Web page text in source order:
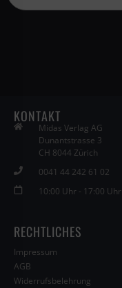
KONTAKT
Midas Verlag AG
Dunantstrasse 3
CH 8044 Zürich
0041 44 242 61 02
10:00 Uhr - 17:00 Uhr
RECHTLICHES
Impressum
AGB
Widerrufsbelehrung